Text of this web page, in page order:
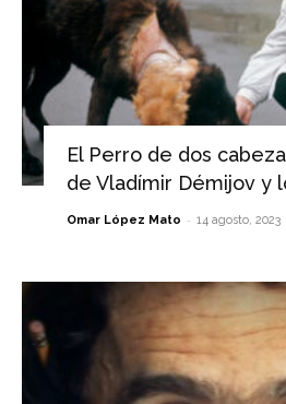
El Perro de dos
de Vladímir Démijov y
Omar López Mato - 14 agosto, 2023